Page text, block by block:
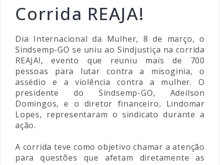
Corrida REAJA!
Dia Internacional da Mulher, 8 de março, o
Sindsemp-GO se uniu ao Sindjustiça na corrida
REAJA!, evento que reuniu mais de 700
pessoas para lutar contra a misoginia, o
assédio e a violência contra a mulher. O
presidente do Sindsemp-GO, Adeilson
Domingos, e o diretor financeiro, Lindomar
Lopes, representaram o sindicato durante a
ação.
A corrida teve como objetivo chamar a atenção
para questões que afetam diretamente as